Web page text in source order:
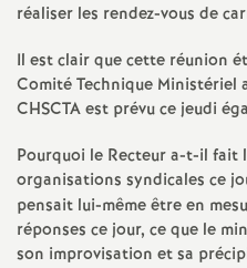
réaliser les rendez-vous de
Il est clair que cette réunion
Comité Technique Ministériel
CHSCTA est prévu ce jeudi
Pourquoi le Recteur a-t-il fait
organisations syndicales ce
pensait lui-même être en
réponses ce jour, ce que le
son improvisation et sa